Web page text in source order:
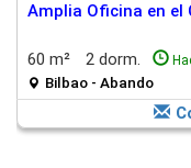
Amplia Oficina en el
60 m² 2 dorm.
Bilbao - Abando